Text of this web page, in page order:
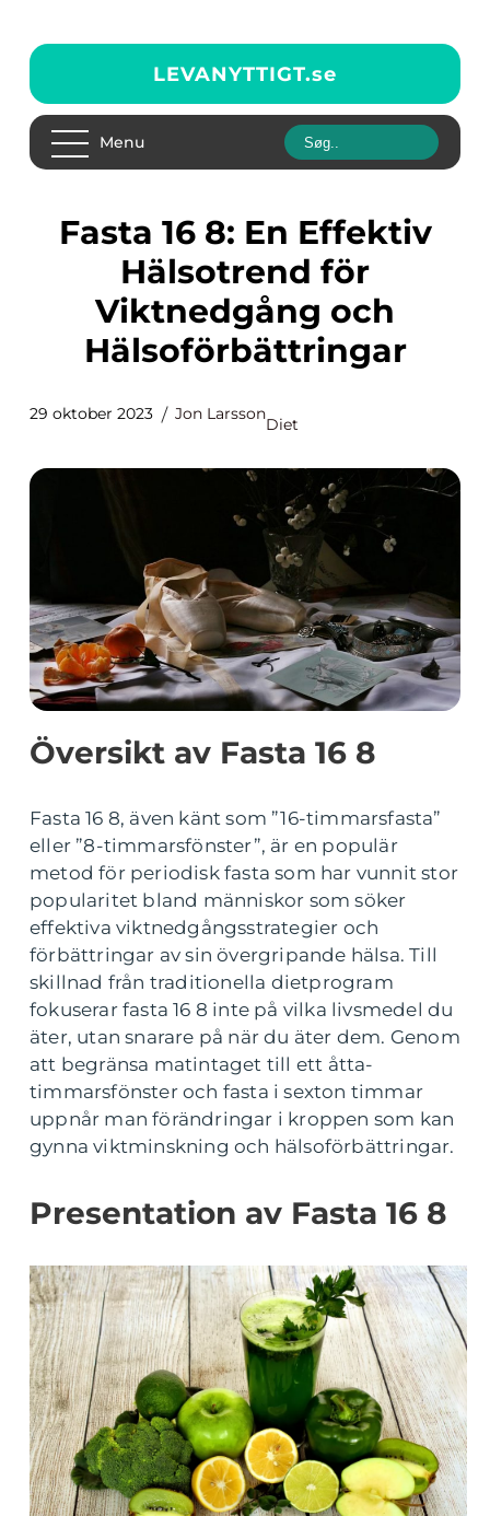
LEVANYTTIGT.se
Menu
Fasta 16 8: En Effektiv
Hälsotrend för
Viktnedgång och
Hälsoförbättringar
29 oktober 2023 Jon Larsson
Diet
Översikt av Fasta 16 8
Fasta 16 8, även känt som ”16-timmarsfasta”
eller ”8-timmarsfönster”, är en populär
metod för periodisk fasta som har vunnit stor
popularitet bland människor som söker
effektiva viktnedgångsstrategier och
förbättringar av sin övergripande hälsa. Till
skillnad från traditionella dietprogram
fokuserar fasta 16 8 inte på vilka livsmedel du
äter, utan snarare på när du äter dem. Genom
att begränsa matintaget till ett åtta-
timmarsfönster och fasta i sexton timmar
uppnår man förändringar i kroppen som kan
gynna viktminskning och hälsoförbättringar.
Presentation av Fasta 16 8